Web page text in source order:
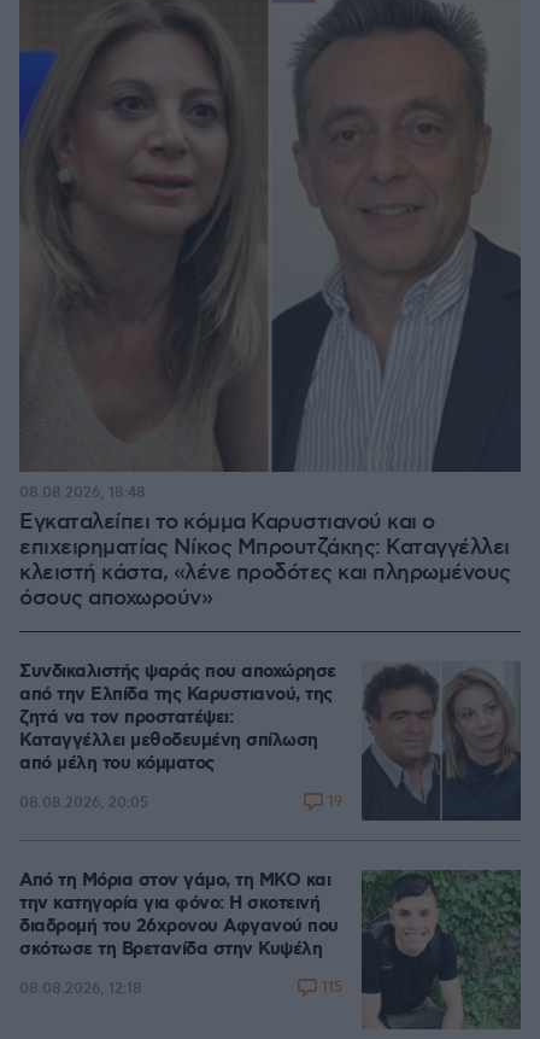
Εγκαταλείπει το κόμμα Καρυστιανού και ο
επιχειρηματίας Νίκος Μπρουτζάκης: Καταγγέλλει
κλειστή κάστα, «λένε προδότες και πληρωμένους
όσους αποχωρούν»
08.08.2026, 18:48
Συνδικαλιστής ψαράς που αποχώρησε
από την Ελπίδα της Καρυστιανού, της
ζητά να τον προστατέψει:
Καταγγέλλει μεθοδευμένη σπίλωση
από μέλη του κόμματος
08.08.2026, 20:05 19
Από τη Μόρια στον γάμο, τη ΜΚΟ και
την κατηγορία για φόνο: Η σκοτεινή
διαδρομή του 26χρονου Αφγανού που
σκότωσε τη Βρετανίδα στην Κυψέλη
08.08.2026, 12:18 115